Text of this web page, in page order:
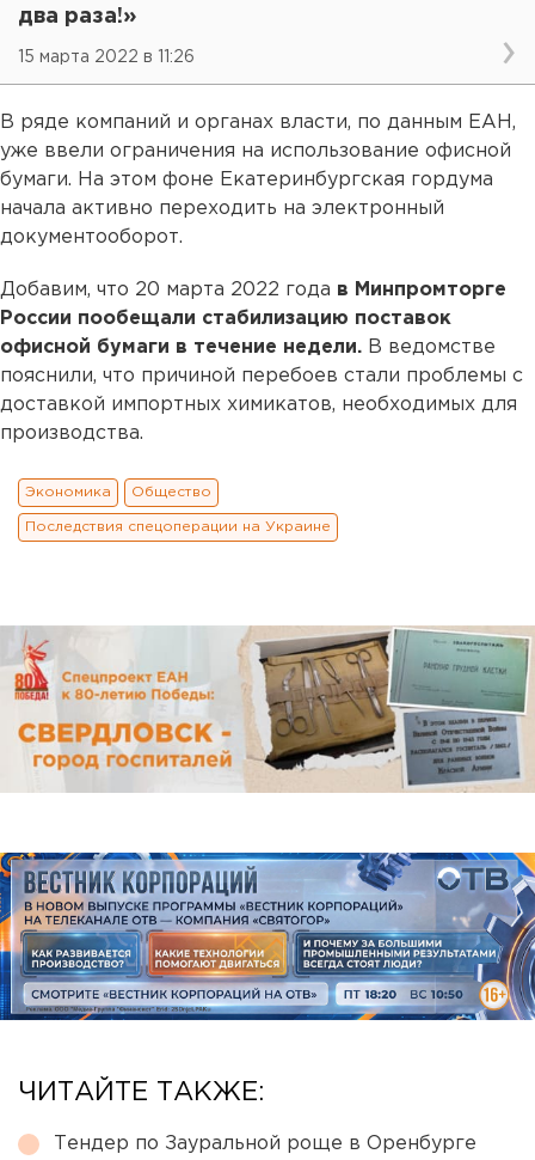
два раза!»
15 марта 2022 в 11:26
В ряде компаний и органах власти, по данным ЕАН,
уже ввели ограничения на использование офисной
бумаги. На этом фоне Екатеринбургская гордума
начала активно переходить на электронный
документооборот.
Добавим, что 20 марта 2022 года в Минпромторге
России пообещали стабилизацию поставок
офисной бумаги в течение недели. В ведомстве
пояснили, что причиной перебоев стали проблемы с
доставкой импортных химикатов, необходимых для
производства.
Экономика Общество
Последствия спецоперации на Украине
ЧИТАЙТЕ ТАКЖЕ:
Тендер по Зауральной роще в Оренбурге